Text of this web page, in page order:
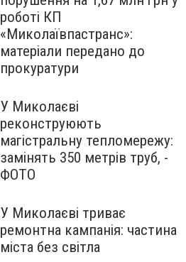
роботі КП
«Миколаївпастранс»:
матеріали передано до
прокуратури
У Миколаєві
реконструюють
магістральну тепломережу:
замінять 350 метрів труб, -
ФОТО
У Миколаєві триває
ремонтна кампанія: частина
міста без світла